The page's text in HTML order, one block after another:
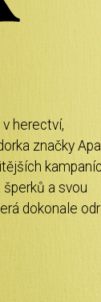
herectví,
značky
a svou
dokonale